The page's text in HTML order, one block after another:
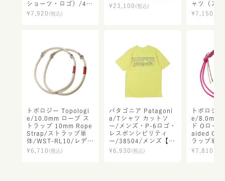
ショーツ・ロゴ）/45
481/メンズ【正規取
扱】
¥ 7,920 (税込)
¥ 23,100 (税込)
ャツ（ス
ス）/
【正規取
¥ 7,150
トポロジー Topologi
e/10.0mm ロープ ス
トラップ 10mm Rope
Strap/ストラップ単
体/WST-RL10/レディ
ース メンズ【正規取
扱】
¥ 6,710 (税込)
パタゴニア Patagoni
a/Tシャツ カットソ
ー/メンズ・P-6ロゴ・
レスポンシビリティ
ー/38504/メンズ【正
規取扱】
¥ 6,930 (税込)
トポロジ
e/8.0mm
ド Oロー
aided O-
ラップ単
8/レディ
【正規取
¥ 7,810